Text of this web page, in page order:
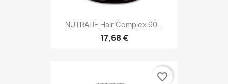
NUTRALIE Hair Complex 90...
17,68 €
favorite_border